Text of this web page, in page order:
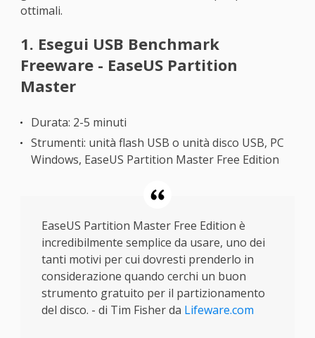
ottimali.
1. Esegui USB Benchmark
Freeware - EaseUS Partition
Master
Durata: 2-5 minuti
Strumenti: unità flash USB o unità disco USB, PC
Windows, EaseUS Partition Master Free Edition
EaseUS Partition Master Free Edition è
incredibilmente semplice da usare, uno dei
tanti motivi per cui dovresti prenderlo in
considerazione quando cerchi un buon
strumento gratuito per il partizionamento
del disco. - di Tim Fisher da Lifeware.com